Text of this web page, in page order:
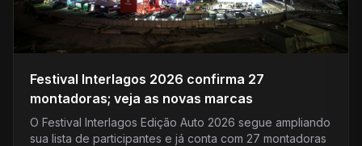
Festival Interlagos 2026 confirma 27
montadoras; veja as novas marcas
O Festival Interlagos Edição Auto 2026 segue ampliando
sua lista de participantes e já conta com 27 montadoras